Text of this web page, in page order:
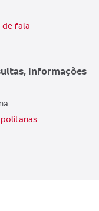
de fala
informações